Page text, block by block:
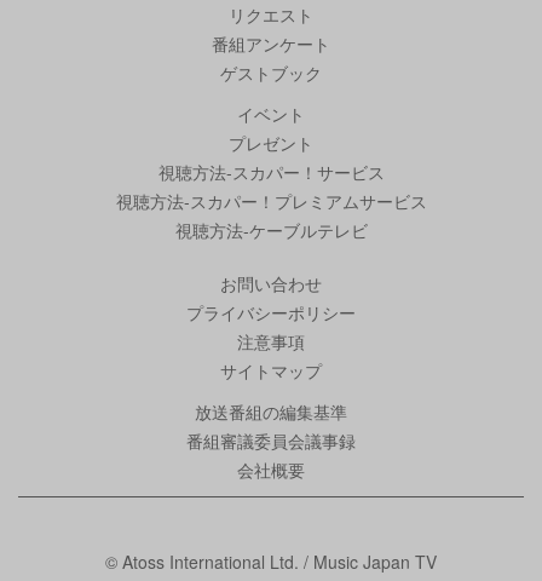
リクエスト
番組アンケート
ゲストブック
イベント
プレゼント
視聴方法-スカパー！サービス
視聴方法-スカパー！プレミアムサービス
視聴方法-ケーブルテレビ
お問い合わせ
プライバシーポリシー
注意事項
サイトマップ
放送番組の編集基準
番組審議委員会議事録
会社概要
© Atoss International Ltd. / Music Japan TV